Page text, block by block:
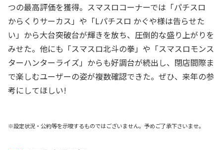
つの最高評価を獲得。スマスロコーナーでは「パチスロ
からくりサーカス」や「Lパチスロ かぐや様は告らせた
い」から大台突破台が輝きを放ち、圧倒的な盛り上がりを
みせた。他にも「スマスロ北斗の拳」や「スマスロモンス
ターハンターライズ」からも好調台が続出し、閉店間際ま
で楽しむユーザーの姿が複数確認できた。ぜひ、来年の参
考にしてほしい!
※設定状況・公約等を示唆するものではございません。予めご了承下さいませ。